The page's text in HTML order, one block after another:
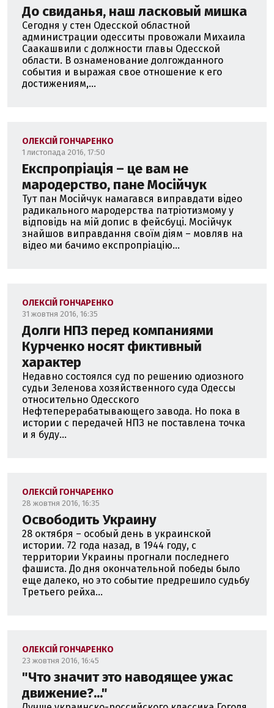
До свиданья, наш ласковый мишка
Сегодня у стен Одесской областной
администрации одесситы провожали Михаила
Саакашвили с должности главы Одесской
области. В ознаменование долгожданного
события и выражая свое отношение к его
достижениям,...
ОЛЕКСІЙ ГОНЧАРЕНКО
1 листопада 2016, 17:50
Експропріація – це вам не
мародерство, пане Мосійчук
Тут пан Мосійчук намагався виправдати вiдео
радикального мародерства патрiотизмому у
вiдповiдь на мiй допис в фейсбуцi. Мосійчук
знайшов виправдання своїм діям – мовляв на
відео ми бачимо експропріацію...
ОЛЕКСІЙ ГОНЧАРЕНКО
31 жовтня 2016, 16:35
Долги НПЗ перед компаниями
Курченко носят фиктивный
характер
Недавно состоялся суд по решению одиозного
судьи Зеленова хозяйственного суда Одессы
относительно Одесского
Нефтеперерабатывающего завода. Но пока в
истории с передачей НПЗ не поставлена точка
и я буду...
ОЛЕКСІЙ ГОНЧАРЕНКО
28 жовтня 2016, 16:35
Освободить Украину
28 октября – особый день в украинской
истории. 72 года назад, в 1944 году, с
территории Украины прогнали последнего
фашиста. До дня окончательной победы было
еще далеко, но это событие предрешило судьбу
Третьего рейха...
ОЛЕКСІЙ ГОНЧАРЕНКО
23 жовтня 2016, 16:45
"Что значит это наводящее ужас
движение?..."